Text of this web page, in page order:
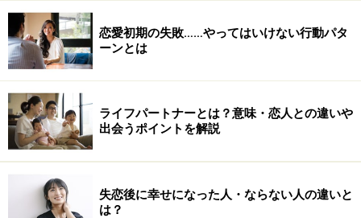
い。
恋愛初期の失敗……やってはいけない行動パタ
ーンとは
ライフパートナーとは？意味・恋人との違いや
出会うポイントを解説
失恋後に幸せになった人・ならない人の違いと
は？